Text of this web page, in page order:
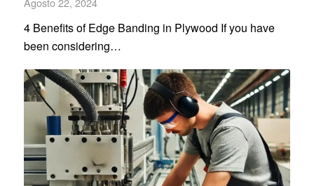
4 Benefits of Edge Banding in Plywood If you have
been considering…